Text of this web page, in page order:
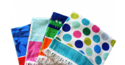
印花沙滩巾